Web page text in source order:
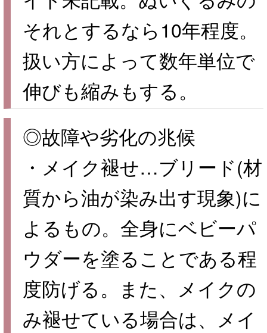
それとするなら10年程度。
扱い方によって数年単位で
伸びも縮みもする。
◎故障や劣化の兆候
・メイク褪せ…ブリード(材
質から油が染み出す現象)に
よるもの。全身にベビーパ
ウダーを塗ることである程
度防げる。また、メイクの
み褪せている場合は、メイ